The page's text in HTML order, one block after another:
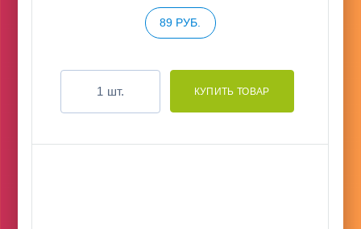
89 РУБ.
шт.